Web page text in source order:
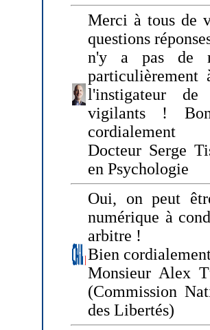
Merci à tous de
questions
n'y a pas de
l'instigateur de
vigilants !
cordialement
Docteur Serge
en Psychologie
Oui, on peut
numérique à
arbitre !
Bien
Monsieur Alex
(Commission
des Libertés)